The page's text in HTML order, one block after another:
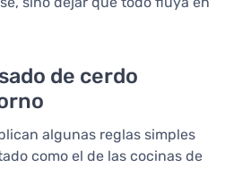
de cerdo
algunas reglas simples
como el de las cocinas de